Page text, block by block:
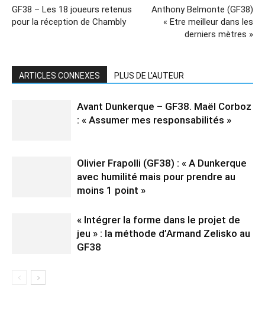
GF38 – Les 18 joueurs retenus
pour la réception de Chambly
Anthony Belmonte (GF38)
« Etre meilleur dans les
derniers mètres »
ARTICLES CONNEXES PLUS DE L'AUTEUR
Avant Dunkerque – GF38. Maël Corboz
: « Assumer mes responsabilités »
Olivier Frapolli (GF38) : « A Dunkerque
avec humilité mais pour prendre au
moins 1 point »
« Intégrer la forme dans le projet de
jeu » : la méthode d’Armand Zelisko au
GF38